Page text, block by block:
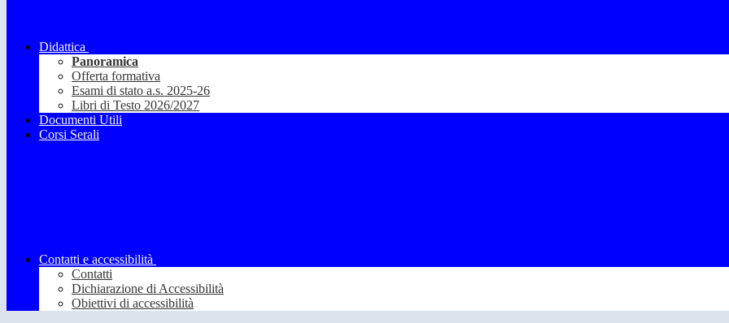
Didattica
Panoramica
Offerta formativa
Esami di stato a.s. 2025-26
Libri di Testo 2026/2027
Documenti Utili
Corsi Serali
Contatti e accessibilità
Contatti
Dichiarazione di Accessibilità
Obiettivi di accessibilità